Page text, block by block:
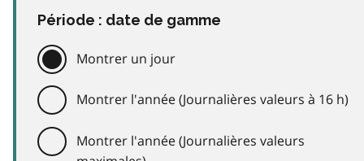
Période : date de gamme
Montrer un jour
Montrer l'année (Journalières valeurs à 16 h)
Montrer l'année (Journalières valeurs